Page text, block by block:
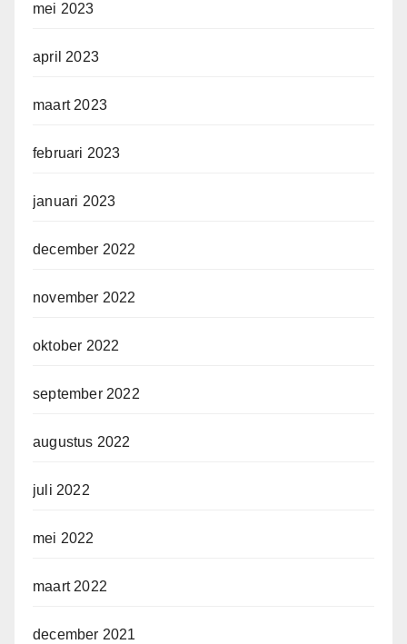
mei 2023
april 2023
maart 2023
februari 2023
januari 2023
december 2022
november 2022
oktober 2022
september 2022
augustus 2022
juli 2022
mei 2022
maart 2022
december 2021